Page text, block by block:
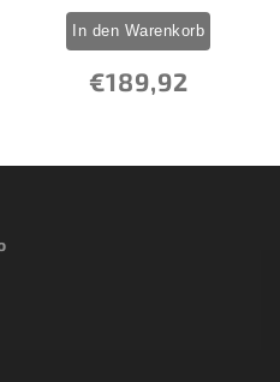
€189,92
In den Warenkorb